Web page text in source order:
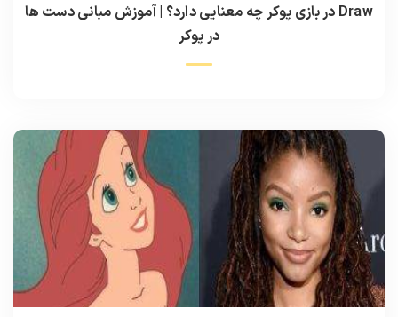
Draw در بازی پوکر چه معنایی دارد؟ | آموزش مبانی دست ها
در پوکر